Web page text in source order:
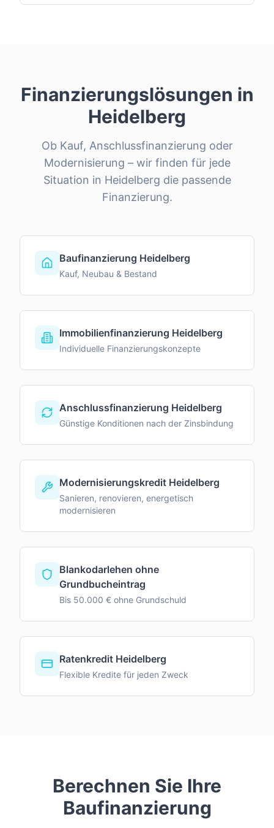
Finanzierungslösungen in
Heidelberg
Ob Kauf, Anschlussfinanzierung oder
Modernisierung – wir finden für jede
Situation in Heidelberg die passende
Finanzierung.
Baufinanzierung Heidelberg
Kauf, Neubau & Bestand
Immobilienfinanzierung Heidelberg
Individuelle Finanzierungskonzepte
Anschlussfinanzierung Heidelberg
Günstige Konditionen nach der Zinsbindung
Modernisierungskredit Heidelberg
Sanieren, renovieren, energetisch
modernisieren
Blankodarlehen ohne
Grundbucheintrag
Bis 50.000 € ohne Grundschuld
Ratenkredit Heidelberg
Flexible Kredite für jeden Zweck
Berechnen Sie Ihre
Baufinanzierung